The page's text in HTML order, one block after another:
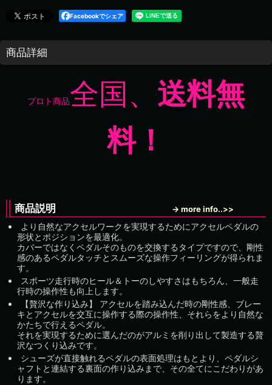
Facebookでシェア
商品詳細
プロト商品全国、 送料無
料！
商品説明 → more info..>>
より自然なアクセルワークを実現するためにアクセルペダルの
形状とポジションを最適化。
カバーではなくペダルそのものを交換するタイプですので、剛性
感のあるペダルタッチとスムーズな操作フィーリングが得られま
す。
スポーツ走行時のヒール＆トーのしやすさはもちろん、一般走
行時の操作性も向上します。
【贅沢な作り込み】 アクセルを踏み込んだ時の剛性感、ブレー
キとアクセルを交互に操作する際の操作性、それらをより自然な
かたちで行えるペダル。
それを実現するために選んだのがアルミを削り出して製造する贅
沢なつくり込みです。
シューズが直接触れるペダルの表面処理はもとより、ペダルシ
ャフトと連結する裏面の作り込みまで、その全てにこだわりがあ
ります。